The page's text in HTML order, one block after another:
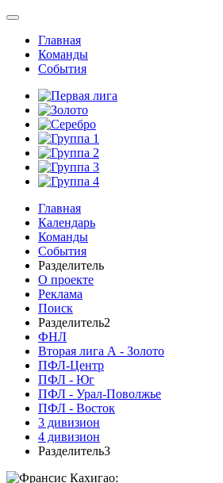
Главная
Команды
События
Главная
Календарь
Команды
События
Разделитель
О проекте
Реклама
Поиск
Разделитель2
ФНЛ
Вторая лига А - Золото
ПФЛ-Центр
ПФЛ - Юг
ПФЛ - Урал-Поволжье
ПФЛ - Восток
3 дивизион
4 дивизион
Разделитель3